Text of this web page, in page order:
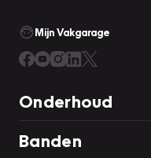
Mijn Vakgarage
Onderhoud
Banden